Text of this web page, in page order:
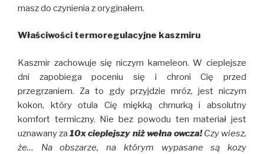
masz do czynienia z oryginałem.
Właściwości termoregulacyjne kaszmiru
Kaszmir zachowuje się niczym kameleon. W cieplejsze
dni zapobiega poceniu się i chroni Cię przed
przegrzaniem. Za to gdy przyjdzie mróz, jest niczym
kokon, który otula Cię miękką chmurką i absolutny
komfort termiczny. Nie bez powodu ten materiał jest
uznawany za 10x cieplejszy niż wełna owcza! Czy wiesz,
że… Na obszarze, na którym wypasane są kozy